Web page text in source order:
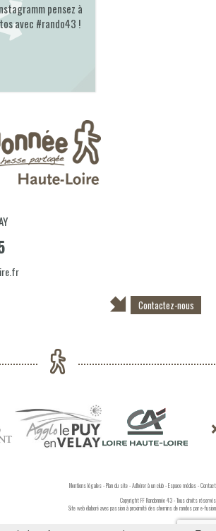
pensez à
avec #rando43 !
Contactez-nous
Mentions légales-Plan du site-Adhérer à un club-Espace médias-Contact
Copyright FF Randonnée 43 - Tous droits réservés
Site web élaboré avec passion à proximité des chemins de randos pare-fusion